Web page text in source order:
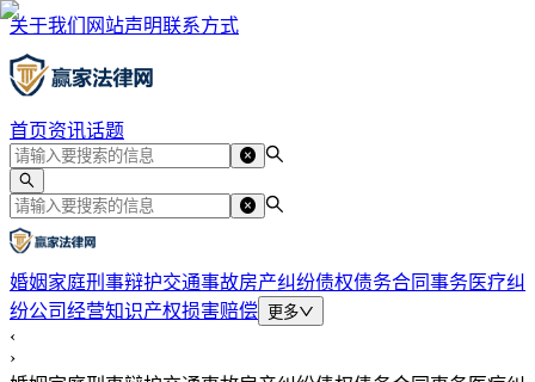
关于我们 网站声明联系方式
首页资讯话题
婚姻家庭刑事辩护交通事故房产纠纷债权债务合同事务医疗纠
纷公司经营知识产权损害赔偿 更多
‹
›